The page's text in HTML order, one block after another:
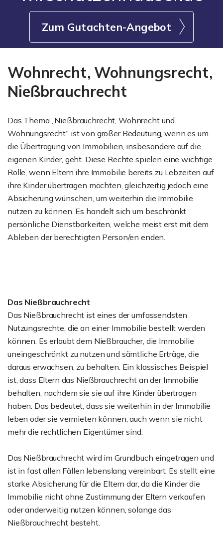
Zum Gutachten-Angebot
Wohnrecht, Wohnungsrecht,
Nießbrauchrecht
Das Thema „Nießbrauchrecht, Wohnrecht und
Wohnungsrecht“ ist von großer Bedeutung, wenn es um
die Übertragung von Immobilien, insbesondere auf die
eigenen Kinder, geht. Diese Rechte spielen eine wichtige
Rolle, wenn Eltern ihre Immobilie bereits zu Lebzeiten auf
ihre Kinder übertragen möchten, gleichzeitig jedoch eine
Absicherung wünschen, um weiterhin die Immobilie
nutzen zu können. Es handelt sich um beschränkt
persönliche Dienstbarkeiten, welche meist erst mit dem
Ableben der berechtigten Person/en enden.
Das Nießbrauchrecht
Das Nießbrauchrecht ist eines der umfassendsten
Nutzungsrechte, die an einer Immobilie bestellt werden
können. Es erlaubt dem Nießbraucher, die Immobilie
uneingeschränkt zu nutzen und sämtliche Erträge, die
daraus erwachsen, zu behalten. Ein klassisches Beispiel
ist, dass Eltern das Nießbrauchrecht an der Immobilie
behalten, nachdem sie sie auf ihre Kinder übertragen
haben. Das bedeutet, dass sie weiterhin in der Immobilie
leben oder sie vermieten können, auch wenn sie nicht
mehr die rechtlichen Eigentümer sind.
Das Nießbrauchrecht wird im Grundbuch eingetragen und
ist in fast allen Fällen lebenslang vereinbart. Es stellt eine
starke Absicherung für die Eltern dar, da die Kinder die
Immobilie nicht ohne Zustimmung der Eltern verkaufen
oder anderweitig nutzen können, solange das
Nießbrauchrecht besteht.